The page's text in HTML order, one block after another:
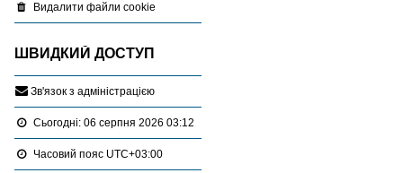
Видалити файли cookie
ШВИДКИЙ ДОСТУП
Зв'язок з адміністрацією
Сьогодні: 06 серпня 2026 03:12
Часовий пояс UTC+03:00